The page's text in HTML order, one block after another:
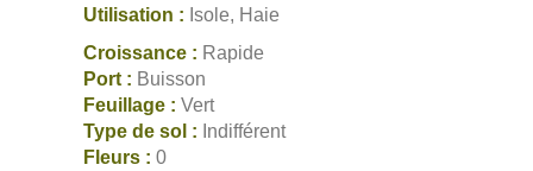
Utilisation : Isole, Haie
Croissance : Rapide
Port : Buisson
Feuillage : Vert
Type de sol : Indifférent
Fleurs : 0